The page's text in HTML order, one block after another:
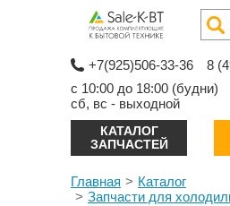
+7(925)506-33-36
8
с 10:00 до 18:00 (будни)
сб, вс - выходной
КАТАЛОГ
ЗАПЧАСТЕЙ
Главная
Каталог
Запчасти для